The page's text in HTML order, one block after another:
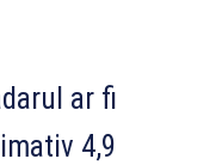
ar fi
4,9